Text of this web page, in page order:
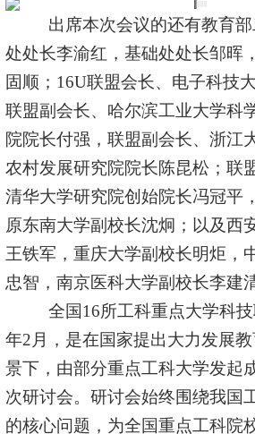
出席本次会议的还有教育
处处长李渝红，基础处处长邹晖
固顺； 16U联盟会长、电子科技
联盟副会长、哈尔滨工业大学科
院院长付强，联盟副会长、浙江
农村发展研究院院长陈昆松；联
清华大学研究院创始院长冯冠平
原东南大学副校长沈炯；以及西
王铁军，重庆大学副校长明炬，
忠智，南京医科大学副校长李建
全国16所工科重点大学科
年2 月，是在国家提出大力发展
景下，由部分重点工科大学发起
次研讨会。研讨会始终围绕我国
的核心问题，为全国重点工科院